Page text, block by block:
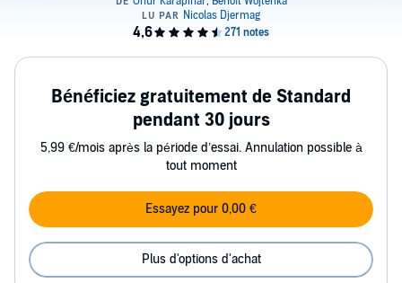
Bénéficiez gratuitement de Standard
pendant 30 jours
5,99 €/mois après la période d’essai. Annulation possible à
tout moment
Essayez pour 0,00 €
Plus d'options d'achat